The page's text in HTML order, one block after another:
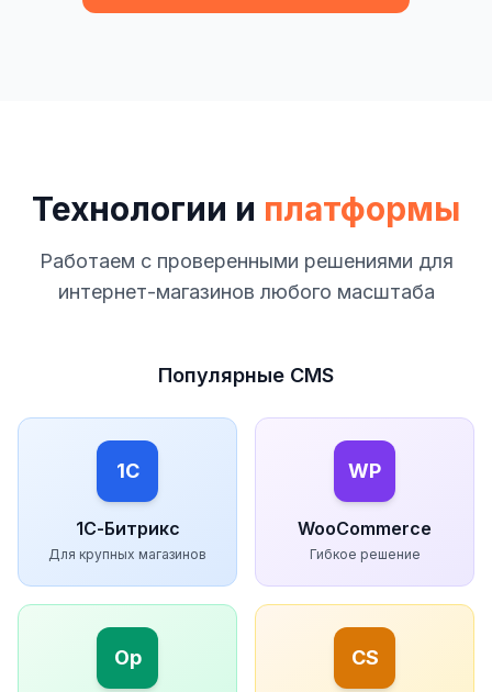
Технологии и платформы
Работаем с проверенными решениями для
интернет-магазинов любого масштаба
Популярные CMS
1C
1С-Битрикс
Для крупных магазинов
WP
WooCommerce
Гибкое решение
Op CS